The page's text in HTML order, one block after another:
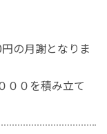
の月謝となりま
００を積み立て